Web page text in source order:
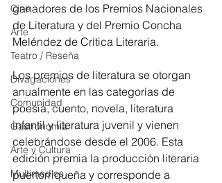
Cine
Arte
Teatro / Reseña
Divagaciones
Comunidad
Gastronomía
Arte y Cultura
Multimedios
ganadores de los Premios Nacionales
de Literatura y del Premio Concha
Meléndez de Crítica Literaria.
Los premios de literatura se otorgan
anualmente en las categorías de
poesía, cuento, novela, literatura
infantil y literatura juvenil y vienen
celebrándose desde el 2006. Esta
edición premia la producción literaria
puertorriqueña y corresponde a